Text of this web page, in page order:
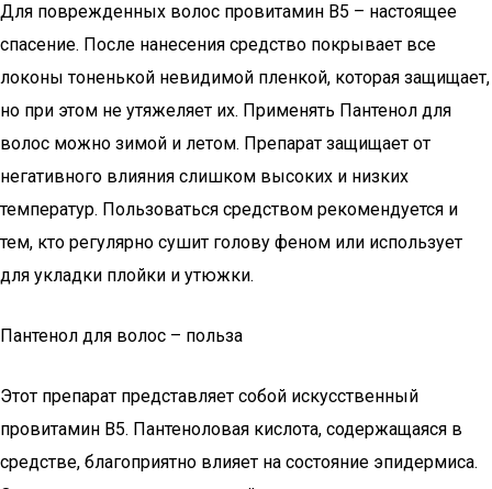
Для поврежденных волос провитамин В5 – настоящее
спасение. После нанесения средство покрывает все
локоны тоненькой невидимой пленкой, которая защищает,
но при этом не утяжеляет их. Применять Пантенол для
волос можно зимой и летом. Препарат защищает от
негативного влияния слишком высоких и низких
температур. Пользоваться средством рекомендуется и
тем, кто регулярно сушит голову феном или использует
для укладки плойки и утюжки.
Пантенол для волос – польза
Этот препарат представляет собой искусственный
провитамин В5. Пантеноловая кислота, содержащаяся в
средстве, благоприятно влияет на состояние эпидермиса.